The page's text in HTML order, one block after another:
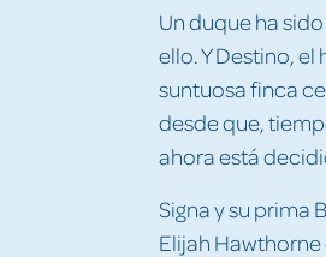
Un duque ha
ello. Y Destino,
suntuosa finca
desde que,
ahora está
Signa y su prima
Elijah Hawthorne